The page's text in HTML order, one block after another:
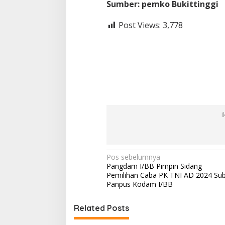
Sumber: pemko Bukittinggi
Post Views: 3,778
N
a
v
i
g
Pos sebelumnya
Pangdam I/BB Pimpin Sidang
Pemilihan Caba PK TNI AD 2024
Panpus Kodam I/BB
Related Posts